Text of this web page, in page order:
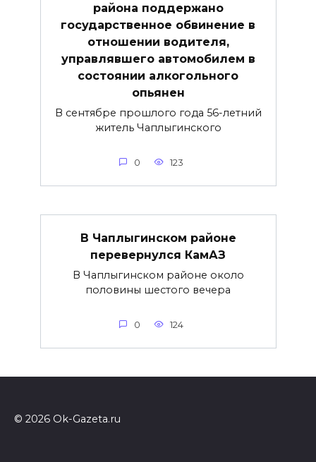
района поддержано
государственное обвинение в
отношении водителя,
управлявшего автомобилем в
состоянии алкогольного
опьянен
В сентябре прошлого года 56-летний
житель Чаплыгинского
0 123
В Чаплыгинском районе
перевернулся КамАЗ
В Чаплыгинском районе около
половины шестого вечера
0 124
© 2026 Ok-Gazeta.ru